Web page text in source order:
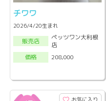
チワワ
2026/4/20生まれ
販売店
ペッツワン大利根
店
価格
208,000
お気に入り